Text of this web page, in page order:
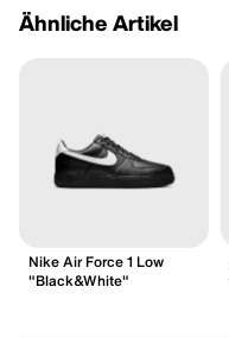
Ähnliche Artikel
Nike Air Force 1 Low
"Black&White"